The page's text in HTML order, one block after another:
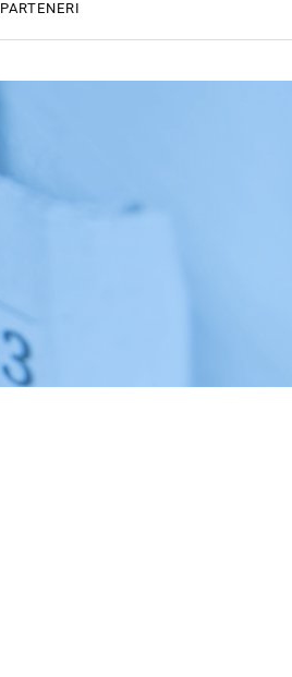
PARTENERI